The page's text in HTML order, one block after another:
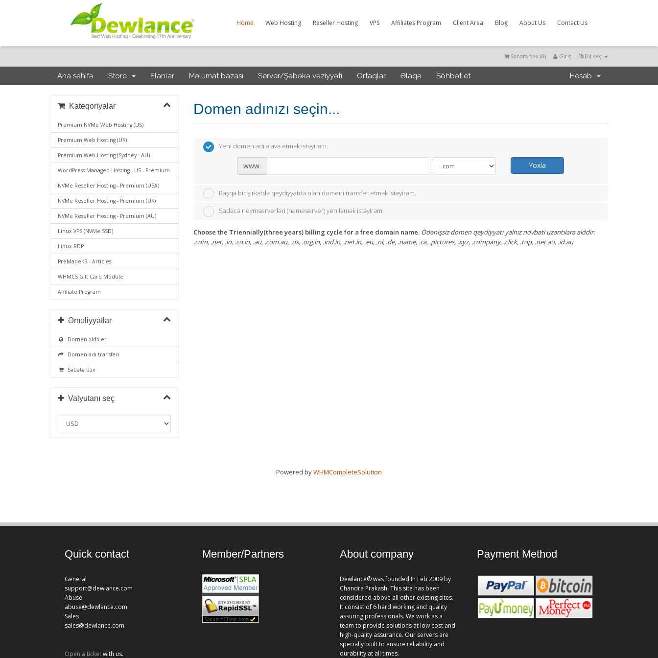
Home Web Hosting Reseller Hosting VPS Affiliates Program Client Area Blog About Us Contact Us
Dil seç
Giriş
Səbətə bax (0)
Ana səhifə Store Elanlar Məlumat bazası Server/Şəbəkə vəziyyəti Ortaqlar Əlaqə Söhbət et Hesab
Domen adınızı seçin...
Kateqoriyalar
Premium NVMe Web Hosting (US)
Premium Web Hosting (UK)
Premium Web Hosting (Sydney - AU)
WordPress Managed Hosting - US - Premium
NVMe Reseller Hosting - Premium (USA)
NVMe Reseller Hosting - Premium (UK)
NVMe Reseller Hosting - Premium (AU)
Linux VPS (NVMe SSD)
Linux RDP
PreMadeKB - Articles
WHMCS Gift Card Module
Affiliate Program
Əməliyyatlar
Domen əldə et
Domen adı transferi
Səbətə bax
Valyutanı seç
Yeni domen adı əlavə etmək istəyirəm.
www. Yoxla
Başqa bir şirkətdə qeydiyyatda olan domeni transfer etmək istəyirəm.
Sadəcə neymserverləri (nameserver) yeniləmək istəyirəm.
Choose the Triennially(three years) billing cycle for a free domain name. Ödənişsiz domen qeydiyyatı yalnız növbəti uzantılara aiddir:
.com, .net, .in, .co.in, .au, .com.au, .us, .org.in, .ind.in, .net.in, .eu, .nl, .de, .name, .ca, .pictures, .xyz, .company, .click, .top, .net.au, .id.au
Powered byWHMCompleteSolution
Quick contact
General
support@dewlance.com
Abuse
abuse@dewlance.com
Sales
sales@dewlance.com
Open a ticketwith us.
Member/Partners About company
Dewlance® was founded In Feb 2009 by
Chandra Prakash. This site has been
considered above all other existing sites.
It consist of 6 hard working and quality
assuring professionals. We work as a
team to provide solutions at low cost and
high-quality assurance. Our servers are
specially built to ensure reliability and
durability at all times.
Payment Method